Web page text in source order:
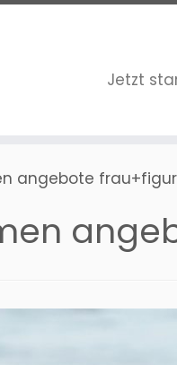
Jetzt
angebote frau+figur